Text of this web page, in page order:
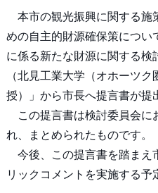
本市の観光振興に関する施
めの自主的財源確保策につい
に係る新たな財源に関する検
（北見工業大学（オホーツ
授）」から市長へ提言書が提
この提言書は検討委員会に
れ、まとめられたものです。
今後、この提言書を踏まえ
リックコメントを実施する予